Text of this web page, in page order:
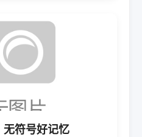
符号好记忆